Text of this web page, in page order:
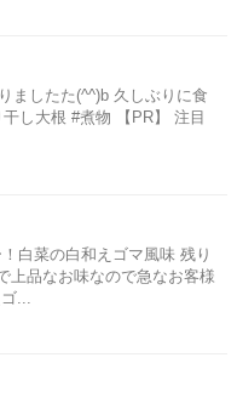
ましたた(^^)b 久しぶりに食
し大根 #煮物 【PR】 注目
白菜の白和えゴマ風味 残り
上品なお味なので急なお客様
...